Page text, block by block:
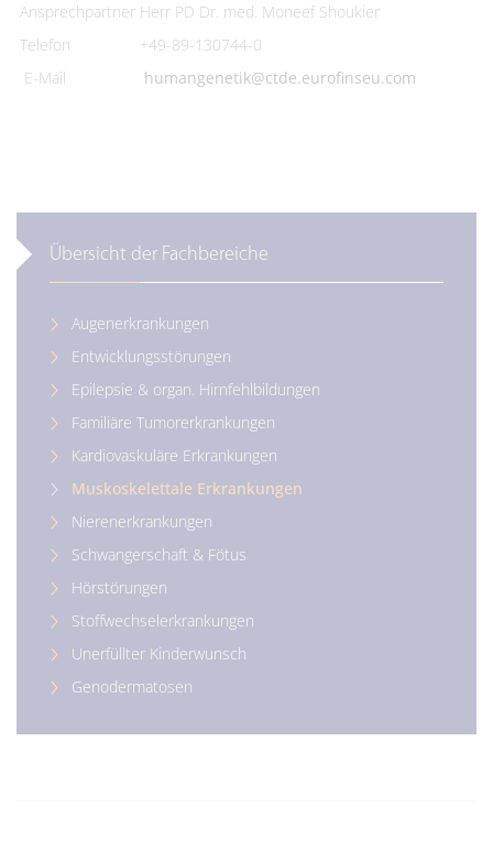
Ansprechpartner Herr PD Dr. med. Moneef Shoukier
Telefon
+49-89-130744-0
E-Mail
humangenetik@ctde.eurofinseu.com
Übersicht der Fachbereiche
Augenerkrankungen
Entwicklungsstörungen
Epilepsie & organ. Hirnfehlbildungen
Familiäre Tumorerkrankungen
Kardiovaskuläre Erkrankungen
Muskoskelettale Erkrankungen
Nierenerkrankungen
Schwangerschaft & Fötus
Hörstörungen
Stoffwechselerkrankungen
Unerfüllter Kinderwunsch
Genodermatosen